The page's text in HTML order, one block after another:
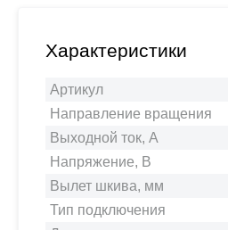
Характеристики
Артикул
Направление вращения
Выходной ток, А
Напряжение, В
Вылет шкива, мм
Тип подключения